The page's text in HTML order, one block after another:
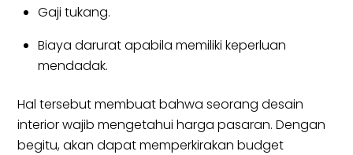
Gaji tukang.
Biaya darurat apabila memiliki keperluan
mendadak.
Hal tersebut membuat bahwa seorang desain
interior wajib mengetahui harga pasaran. Dengan
begitu, akan dapat memperkirakan budget